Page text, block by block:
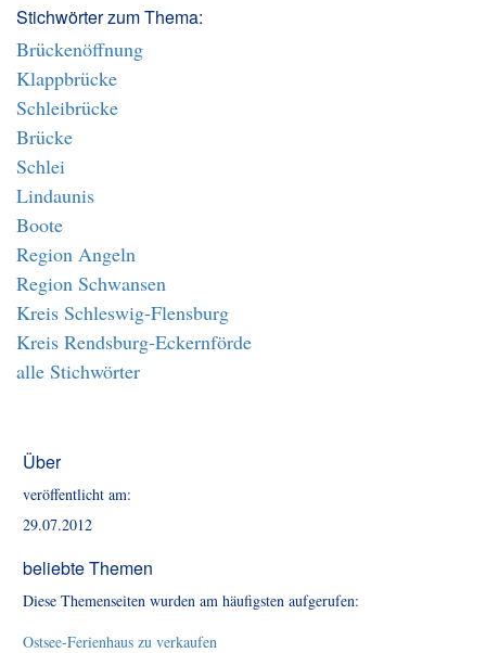
Stichwörter zum Thema:
Brückenöffnung
Klappbrücke
Schleibrücke
Brücke
Schlei
Lindaunis
Boote
Region Angeln
Region Schwansen
Kreis Schleswig-Flensburg
Kreis Rendsburg-Eckernförde
alle Stichwörter
Über
veröffentlicht am:
29.07.2012
beliebte Themen
Diese Themenseiten wurden am häufigsten aufgerufen:
Ostsee-Ferienhaus zu verkaufen